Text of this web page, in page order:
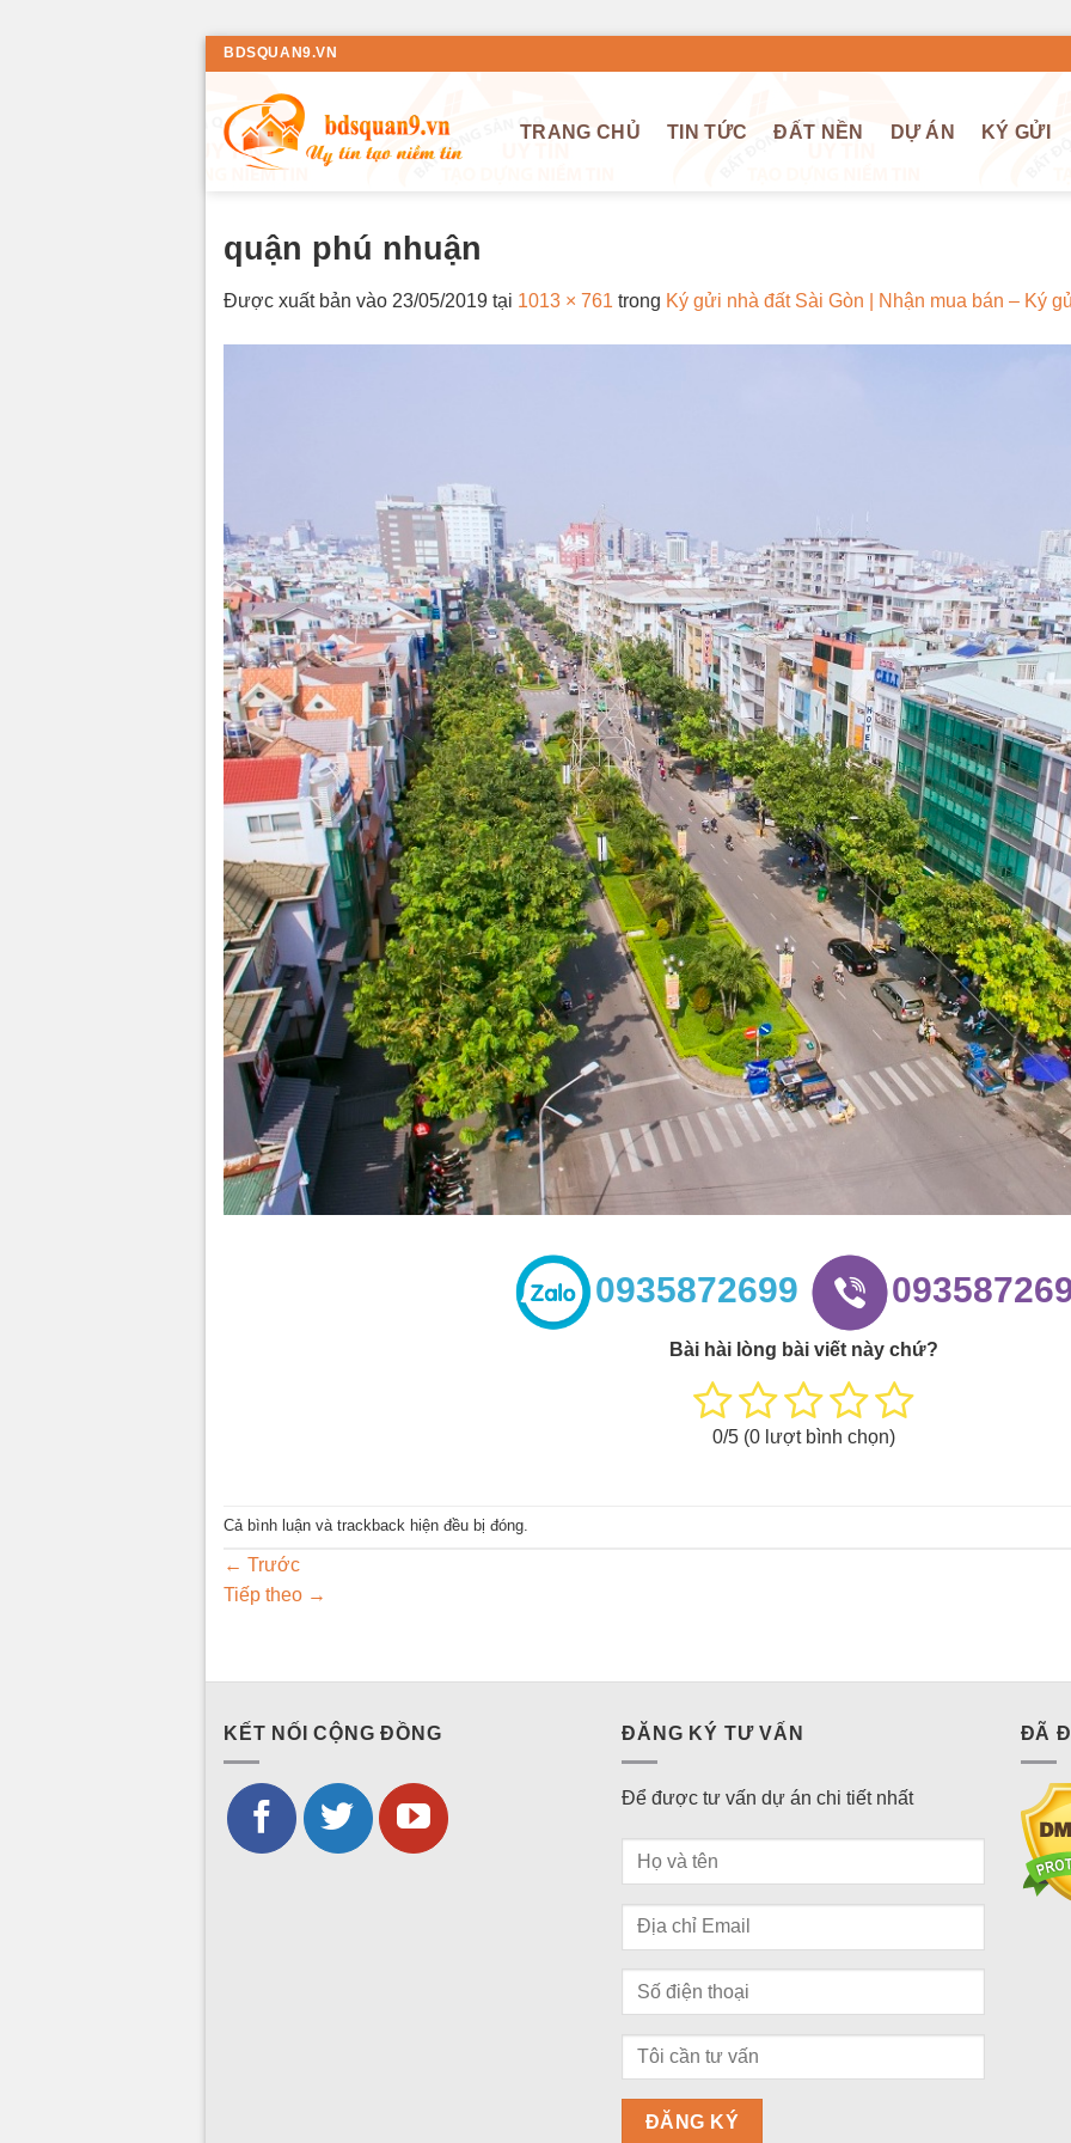
Bỏ
dung
BDSQUAN9.VN
TRANG CHỦ TIN TỨC ĐẤT NỀN DỰ ÁN KÝ GỬI
quận phú nhuận
Được xuất bản vào 23/05/2019 tại 1013 × 761 trong Ký gửi nhà đất Sài Gòn | Nhận mua bán – Ký
0935872699
Bài hài lòng bài viết này chứ?
0/5 (0lượt bình chọn)
Cả bình luận và trackback hiện đều bị đóng.
← Trước
Tiếp theo →
KẾT NỐI CỘNG ĐỒNG ĐĂNG KÝ TƯ VẤN
Để được tư vấn dự án chi tiết nhất
ĐÃ